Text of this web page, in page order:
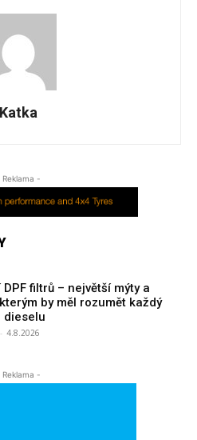
Katka
-
DPF filtrů – největší mýty a
by měl rozumět každý
dieselu
- 4.8.2026
-